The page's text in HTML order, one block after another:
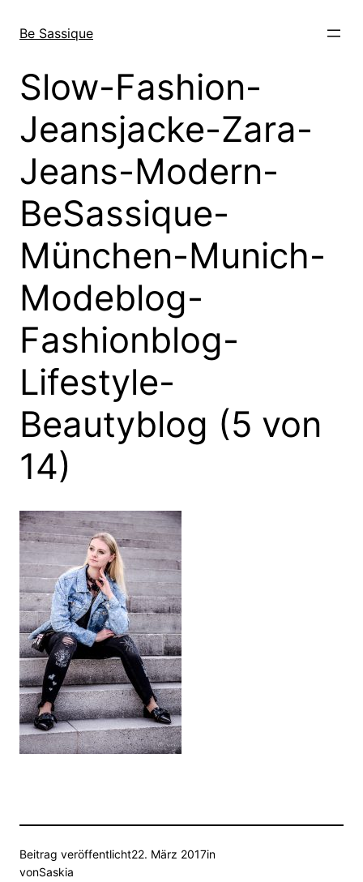
zum
wechseln
Be Sassique
Slow-Fashion-
Jeansjacke-Zara-
Jeans-Modern-
BeSassique-
München-Munich-
Modeblog-
Fashionblog-
Lifestyle-
Beautyblog (5 von
14)
Beitrag veröffentlicht22. März 2017in
vonSaskia